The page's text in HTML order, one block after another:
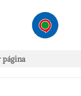
página